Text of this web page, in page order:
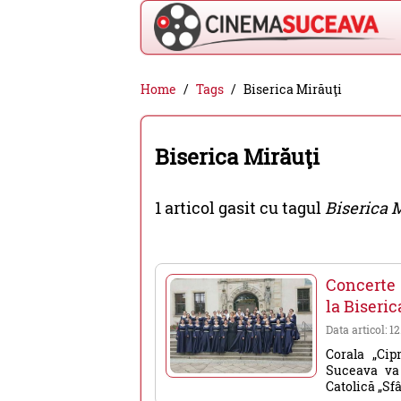
Cinema
Suceava
-
filme
cinema,
evenimente
din
Suceava
Home Tags Biserica Mirăuţi
Biserica Mirăuţi
1 articol gasit cu tagulBiserica
la
Data articol:
Corala
Suceava
Catolică